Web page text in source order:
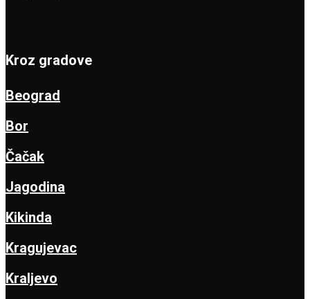
Kroz gradove
Beograd
Bor
Čačak
Jagodina
Kikinda
Kragujevac
Kraljevo